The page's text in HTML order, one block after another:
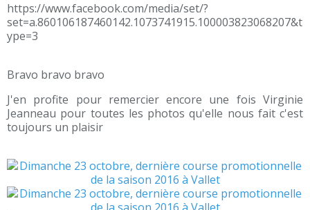
https://www.facebook.com/media/set/?
set=a.860106187460142.1073741915.100003823068207&t
ype=3
Bravo bravo bravo
J'en profite pour remercier encore une fois Virginie
Jeanneau pour toutes les photos qu'elle nous fait c'est
toujours un plaisir